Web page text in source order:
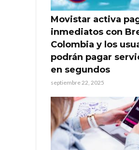
Movistar activa
inmediatos con
Colombia y los
podrán pagar
en segundos
septiembre 22, 2025